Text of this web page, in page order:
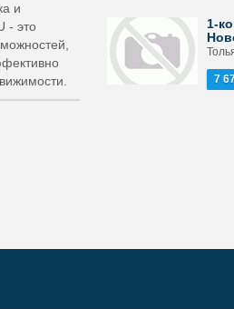
и
- это
1-
7